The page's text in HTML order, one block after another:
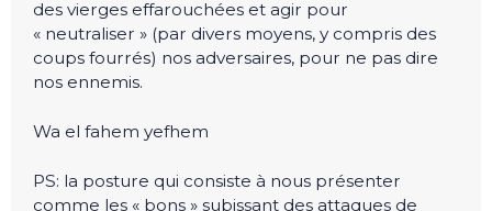
des vierges effarouchées et agir pour
« neutraliser » (par divers moyens, y compris des
coups fourrés) nos adversaires, pour ne pas dire
nos ennemis.
Wa el fahem yefhem
PS: la posture qui consiste à nous présenter
comme les « bons » subissant des attaques de